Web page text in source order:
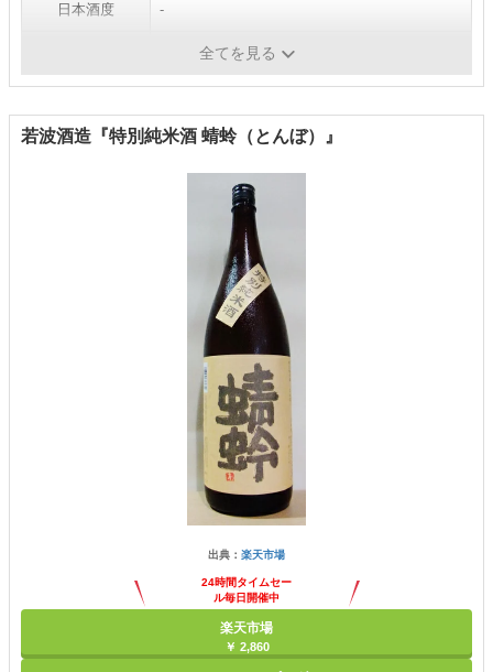
日本酒度 -
全てを見る
若波酒造『特別純米酒 蜻蛉（とんぼ）』
出典： 楽天市場
24時間タイムセー
ル毎日開催中
楽天市場
￥ 2,860